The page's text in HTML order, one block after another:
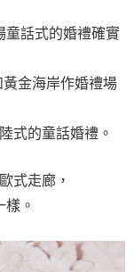
童話式的婚禮確實
金海岸作婚禮場
式的童話婚禮。
式走廊，
。